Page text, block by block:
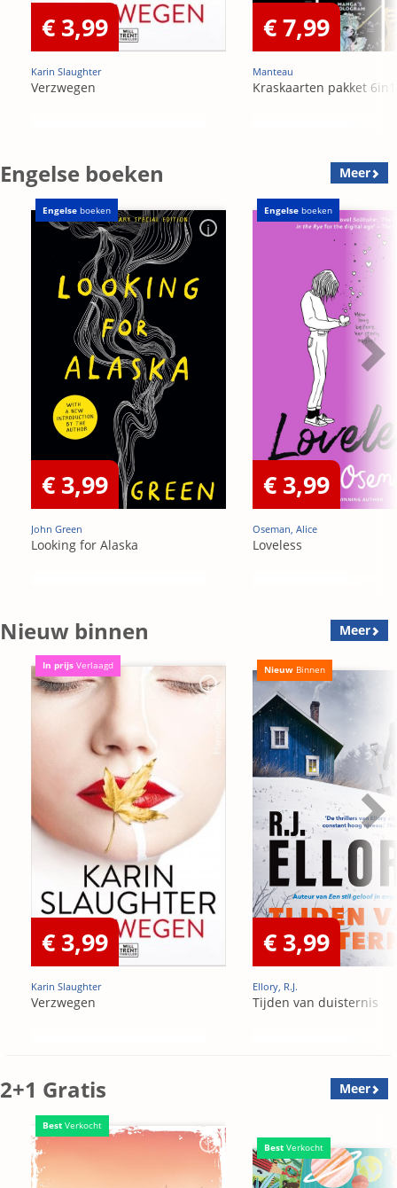
€ 3,99
Karin Slaughter
Verzwegen
€ 7,99
Manteau
Kraskaarten pakket 6in1
Engelse boeken Meer
Engelse boeken
€ 3,99
John Green
Looking for Alaska
Engelse boeken
€ 3,99
Oseman, Alice
Loveless
Nieuw binnen Meer
In prijs Verlaagd
€ 3,99
Karin Slaughter
Verzwegen
Nieuw Binnen
€ 3,99
Ellory, R.J.
Tijden van duisternis
2+1 Gratis Meer
Best Verkocht
Best Verkocht